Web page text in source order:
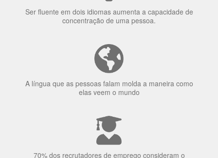
concentração de uma pessoa.
elas veem o mundo